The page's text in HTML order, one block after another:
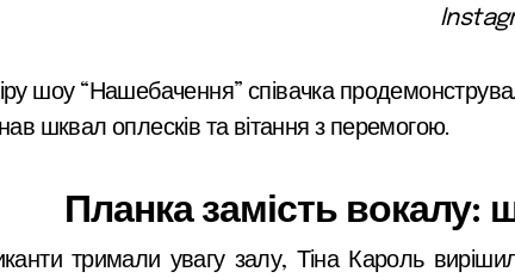
шоу “Нашебачення” співачка
шквал оплесків та вітання з перемогою.
Планка замість вокалу:
тримали увагу залу, Тіна Кароль